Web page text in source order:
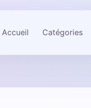
Accueil Catégories